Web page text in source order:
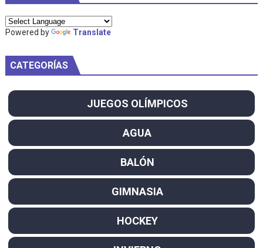
Powered by Translate
CATEGORÍAS
JUEGOS OLÍMPICOS
AGUA
BALÓN
GIMNASIA
HOCKEY